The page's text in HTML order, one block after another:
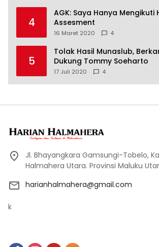
4
AGK: Saya Hanya Mengikuti
Assesment
16 Maret 2020 4
5
Tolak Hasil Munaslub,
Dukung Tommy Soeharto
17 Juli 2020 4
Jl. Bhayangkara Gamsungi-Tobelo,
Halmahera Utara. Provinsi Maluku
harianhalmahera@gmail.com
k